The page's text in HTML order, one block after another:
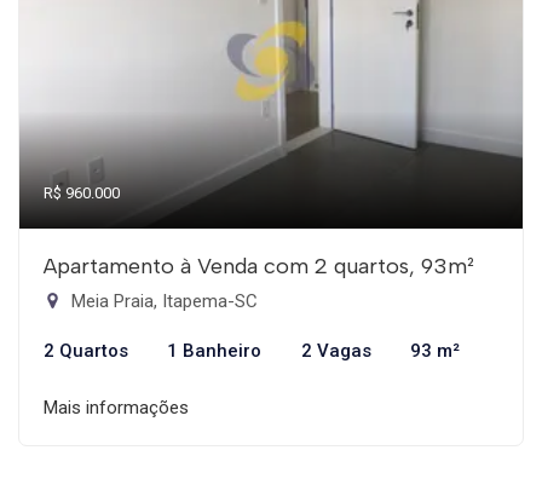
R$ 960.000
Apartamento à Venda com 2 quartos, 93m²
Meia Praia, Itapema-SC
2 Quartos 1 Banheiro 2 Vagas 93 m²
Mais informações